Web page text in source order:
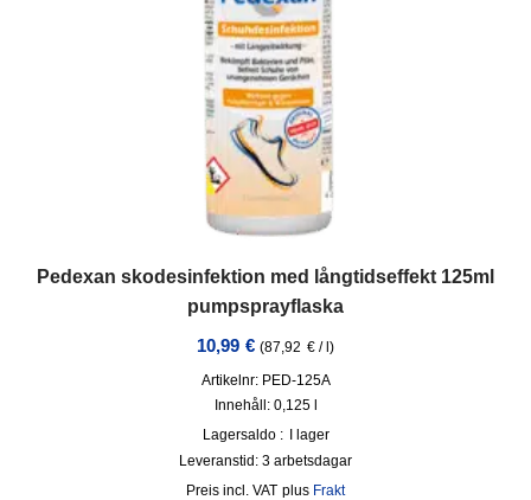
Pedexan skodesinfektion med långtidseffekt 125ml
pumpsprayflaska
10,99 € (87,92 € /l)
Artikelnr: PED-125A
Innehåll: 0,125
Lagersaldo :
I lager
Leveranstid: 3 arbetsdagar
incl. VAT plus Frakt